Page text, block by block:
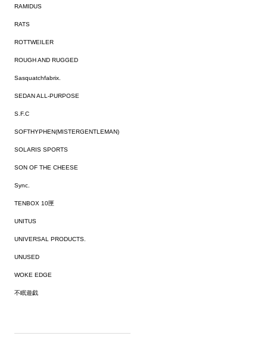
RAMIDUS
RATS
ROTTWEILER
ROUGH AND RUGGED
Sasquatchfabrix.
SEDAN ALL-PURPOSE
S.F.C
SOFTHYPHEN(MISTERGENTLEMAN)
SOLARIS SPORTS
SON OF THE CHEESE
Sync.
TENBOX 10匣
UNITUS
UNIVERSAL PRODUCTS.
UNUSED
WOKE EDGE
不眠遊戯